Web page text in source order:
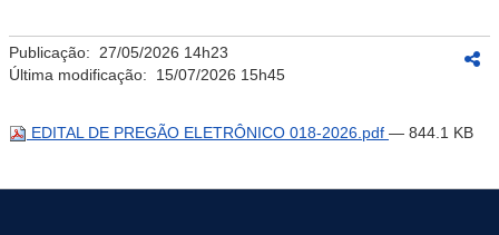
Publicação: 27/05/2026 14h23
Última modificação: 15/07/2026 15h45
EDITAL DE PREGÃO ELETRÔNICO 018-2026.pdf — 844.1 KB